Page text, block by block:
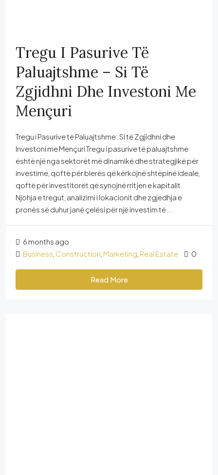
Tregu I Pasurive Të
Paluajtshme – Si Të
Zgjidhni Dhe Investoni Me
Mençuri
Tregu i Pasurive të Paluajtshme: Si të Zgjidhni dhe
Investoni me Mençuri Tregu i pasurive të paluajtshme
është një nga sektorët më dinamikë dhe strategjikë për
investime, qoftë për blerës që kërkojnë shtëpinë ideale,
qoftë për investitorët që synojnë rritjen e kapitalit.
Njohja e tregut, analizimi i lokacionit dhe zgjedhja e
pronës së duhur janë çelësi për një investim të...
6 months ago
Business Construction Marketing Real Estate 0
Read More